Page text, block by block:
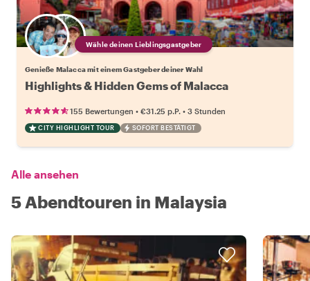
Wähle deinen Lieblingsgastgeber
Genieße Malacca mit einem Gastgeber deiner Wahl
Highlights & Hidden Gems of Malacca
155 Bewertungen • €31.25 p.P. • 3 Stunden
CITY HIGHLIGHT TOUR SOFORT BESTÄTIGT
Alle ansehen
5 Abendtouren in Malaysia